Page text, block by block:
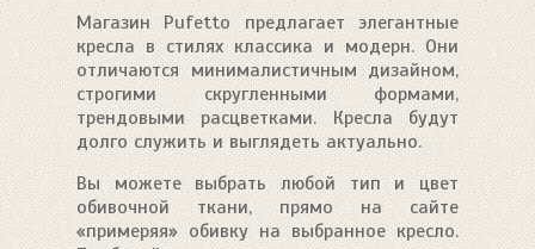
Магазин Pufetto предлагает элегантные
кресла в стилях классика и модерн. Они
отличаются минималистичным дизайном,
строгими скругленными формами,
трендовыми расцветками. Кресла будут
долго служить и выглядеть актуально.
Вы можете выбрать любой тип и цвет
обивочной ткани, прямо на сайте
«примеряя» обивку на выбранное кресло.